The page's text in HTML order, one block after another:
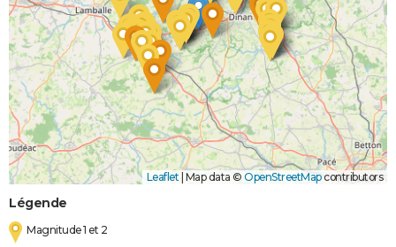
Leaflet Map data © OpenStreetMapcontributors
Légende
Magnitude 1 et 2